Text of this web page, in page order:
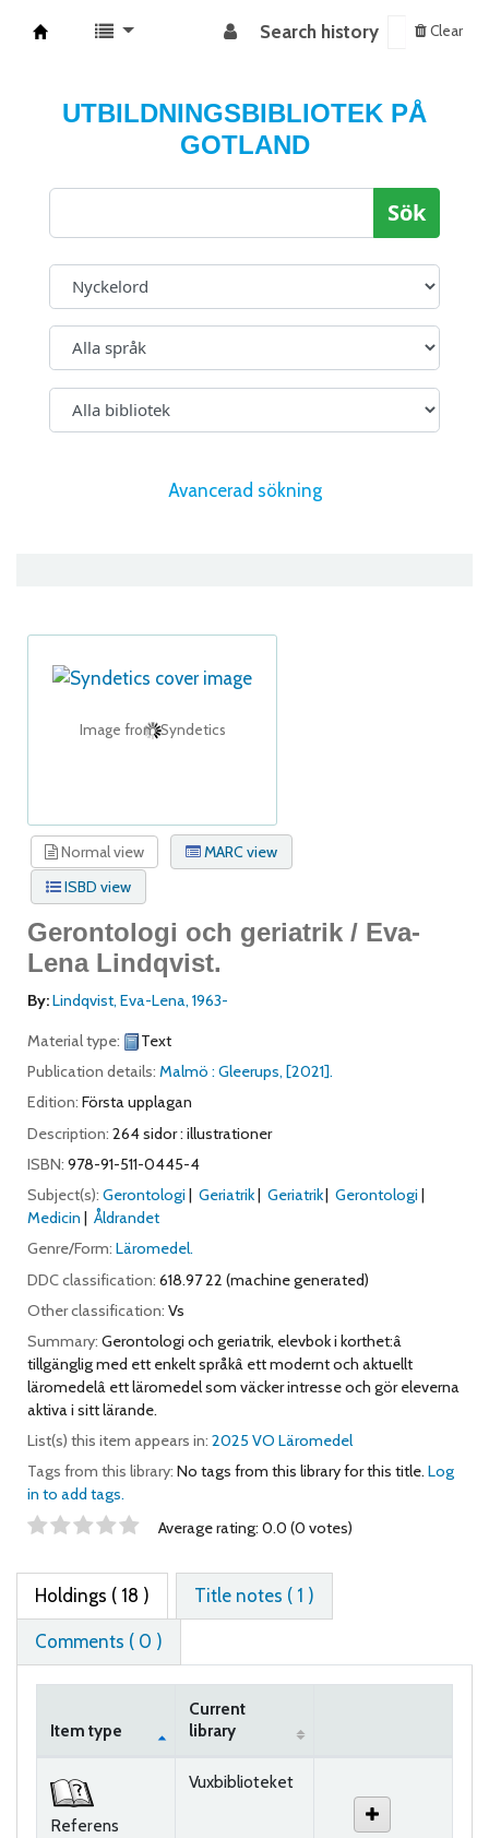
Search history Clear
UTBILDNINGSBIBLIOTEK PÅ
GOTLAND
Sök
Avancerad sökning
Image from Syndetics
Normal view
MARC view
ISBD view
Gerontologi och geriatrik / Eva-
Lena Lindqvist.
By:Lindqvist, Eva-Lena, 1963-
Material type:
Text
Publication details: Malmö : Gleerups, [2021].
Edition: Första upplagan
Description: 264 sidor : illustrationer
ISBN: 978-91-511-0445-4
Subject(s): Gerontologi Geriatrik Geriatrik
Gerontologi
Medicin
Åldrandet
Genre/Form: Läromedel.
DDC classification: 618.97 22 (machine generated)
Other classification: Vs
Summary: Gerontologi och geriatrik, elevbok i korthet:â
tillgänglig med ett enkelt språkâ ett modernt och aktuellt
läromedelâ ett läromedel som väcker intresse och gör eleverna
aktiva i sitt lärande.
List(s) this item appears in: 2025 VO Läromedel
Tags from this library: No tags from this library for this title. Log
in to add tags.
Star ratings Average rating: 0.0 (0 votes)
Holdings ( 18 ) Title notes ( 1 )
Comments ( 0 )
Item type
Current
library
Referens
Vuxbiblioteket